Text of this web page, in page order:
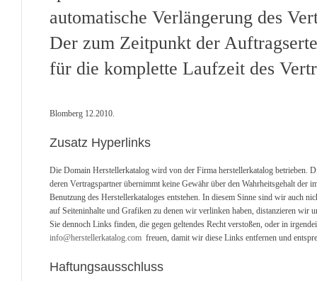
automatische Verlängerung des
Der zum Zeitpunkt der
für die komplette Laufzeit des
Blomberg 12.2010.
Zusatz Hyperlinks
Die Domain Herstellerkatalog wird von der Firma herstellerkatalog betrieben.
deren Vertragspartner übernimmt keine Gewähr über den Wahrheitsgehalt der
Benutzung des Herstellerkataloges entstehen. In diesem Sinne sind wir auch
auf Seiteninhalte und Grafiken zu denen wir verlinken haben, distanzieren wir
Sie dennoch Links finden, die gegen geltendes Recht verstoßen, oder in
info@herstellerkatalog.com freuen, damit wir diese Links entfernen und
Haftungsausschluss